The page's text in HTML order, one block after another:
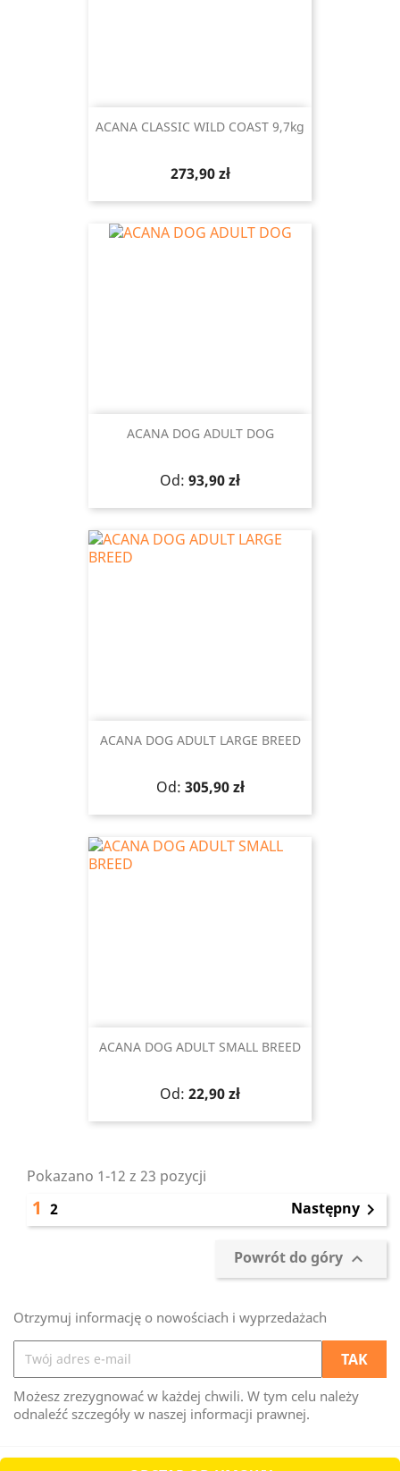
ACANA CLASSIC WILD COAST 9,7kg
Cena
273,90 zł
ACANA DOG ADULT DOG
Cena
Od: 93,90 zł
ACANA DOG ADULT LARGE BREED
Cena
Od: 305,90 zł
ACANA DOG ADULT SMALL BREED
Cena
Od: 22,90 zł
Pokazano 1-12 z 23 pozycji
1 2 Następny 
Powrót do góry 
Otrzymuj informację o nowościach i wyprzedażach
Możesz zrezygnować w każdej chwili. W tym celu należy
odnaleźć szczegóły w naszej informacji prawnej.